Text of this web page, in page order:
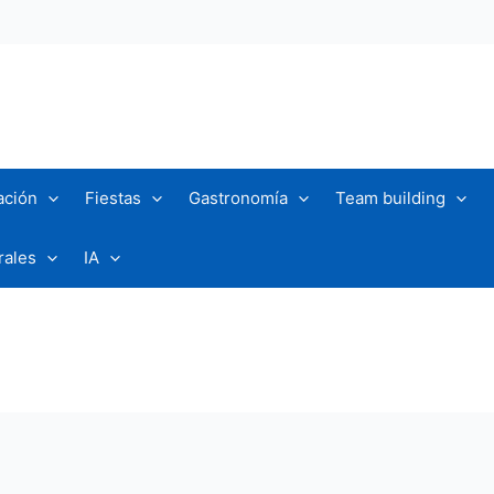
Fiestas Gastronomía Team building
IA